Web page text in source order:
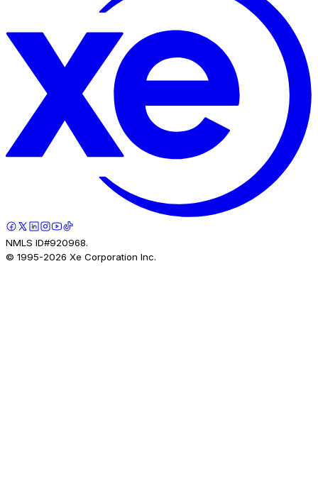
NMLS ID#920968.
© 1995-2026 Xe Corporation Inc.